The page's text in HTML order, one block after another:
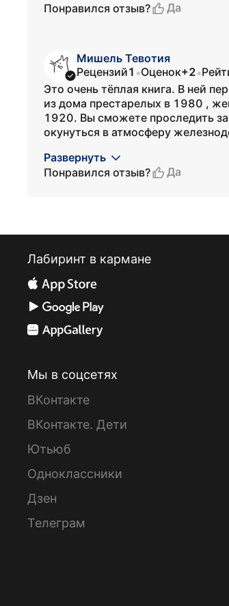
Понравился отзыв?
Да
Мишель Тевотия
Рецензий1 •Оценок+2•
Это очень тёплая книга. В ней
из дома престарелых в 1980 ,
1920. Вы сможете проследить
окунуться в атмосферу
Развернуть
Понравился отзыв?
Да
Лабиринт в кармане
Мы в соцсетях
ВКонтакте
ВКонтакте. Дети
Ютьюб
Одноклассники
Дзен
Телеграм